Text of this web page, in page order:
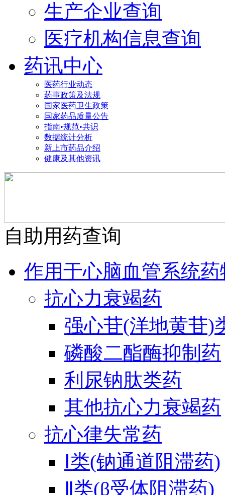
生产企业查询
医疗机构信息查询
药讯中心
医药行业动态
药事政策及法规
国家医药卫生政策
国家药品质量公告
指南•规范•共识
数据统计分析
新上市药品介绍
健康及其他资讯
自助用药查询
作用于心脑血管系统药
抗心力衰竭药
强心苷(洋地黄苷)
磷酸二酯酶抑制药
利尿钠肽类药
其他抗心力衰竭药
抗心律失常药
Ⅰ类(钠通道阻滞药)
Ⅱ类(β受体阻滞药)